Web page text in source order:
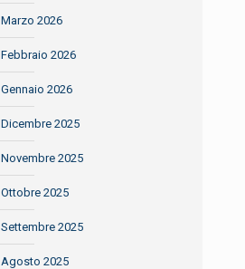
Marzo 2026
Febbraio 2026
Gennaio 2026
Dicembre 2025
Novembre 2025
Ottobre 2025
Settembre 2025
Agosto 2025